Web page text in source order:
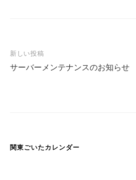
投
稿
シ
新しい投稿
サーバーメンテナンスのお知らせ
関東ごいたカレンダー